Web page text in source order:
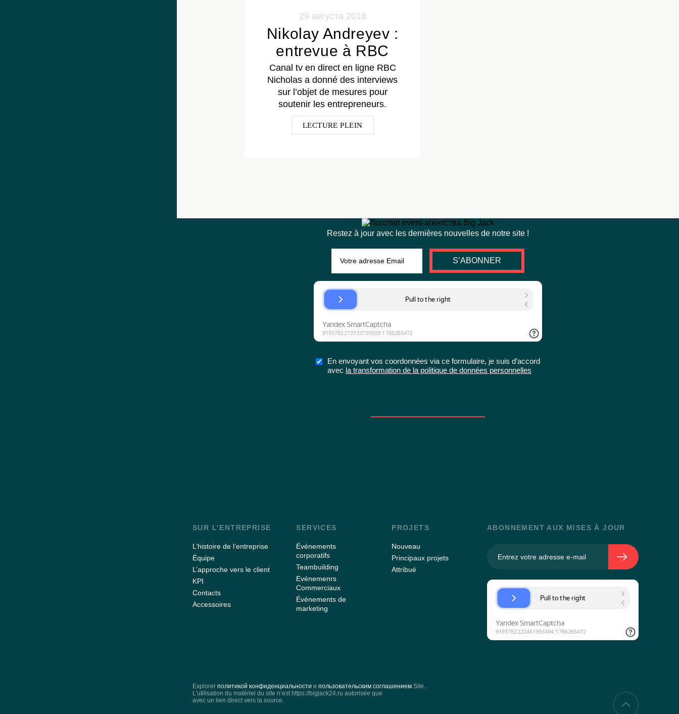
29 августа 2018
Nikolay Andreyev :
entrevue à RBC
Canal tv en direct en ligne RBC
Nicholas a donné des interviews
sur l’objet de mesures pour
soutenir les entrepreneurs.
LECTURE PLEIN
Restez à jour avec les dernières nouvelles de notre site !
S’ABONNER
En envoyant vos coordonnées via ce formulaire, je suis d’accord
avec la transformation de la politique de données personnelles
SUR L’ENTREPRISE
L’histoire de l’entreprise
Équipe
L’approche vers le client
KPI
Contacts
Accessoires
SERVICES
Événements
corporatifs
Teambuilding
Evénemenrs
Commerciaux
Événements de
marketing
PROJETS
Nouveau
Principaux projets
Attribué
ABONNEMENT AUX MISES À JOUR
Explorerполитикой конфиденциальности ипользовательским соглашением Site.
L’utilisation du matériel du site n’est https://bigjack24.ru autorisée que
avec un lien direct vers la source.